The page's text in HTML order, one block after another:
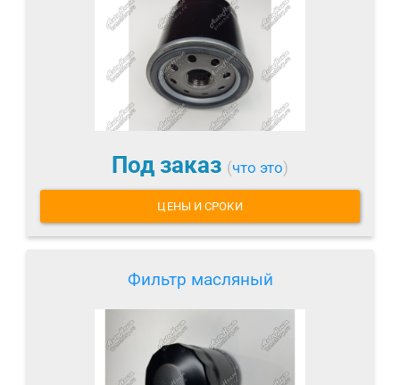
Под заказ (что это)
ЦЕНЫ И СРОКИ
Фильтр масляный